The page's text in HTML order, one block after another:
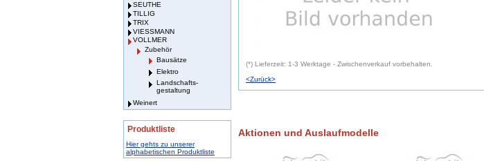
SEUTHE
TILLIG
TRIX
VIESSMANN
VOLLMER
Zubehör
Bausätze
Elektro
Landschafts-
gestaltung
Weinert
Produktliste
Hier gehts zu unserer
alphabetischen Produktliste
(*) Lieferzeit: 1-3 Werktage - Zwischenverkauf vorbehalten.
<Zurück>
Aktionen und Auslaufmodelle